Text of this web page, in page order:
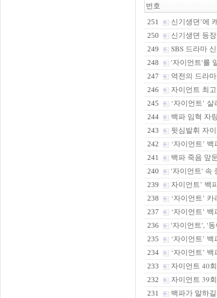
번호
251 신기생뎐’에
250 신기생뎐 등
249 SBS 드라마
248 '자이언트'를
247 역전의 드라
246 자이언트 최
245 ‘자이언트’
244 백파 임혁 자
243 뒷심발휘 자
242 ‘자이언트’
241 백파 죽음 앞
240 '자이언트' 속
239 자이언트’ 백
238 ‘자이언트’
237 ‘자이언트’
236 '자이언트', '
235 ‘자이언트’
234 ‘자이언트’
233 자이언트 40
232 자이언트 39
231 백파가 말하